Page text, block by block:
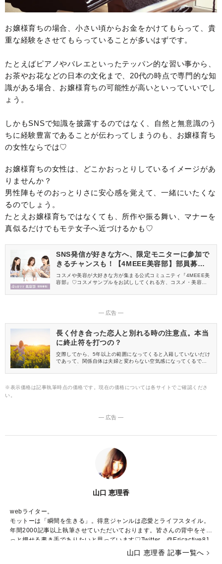
お嬢様育ちの場合、小さい頃からお金をかけてもらって、貴
重な経験をさせてもらっていることが多いはずです。
たとえばピアノやバレエといったテッパン的な習い事から、
お茶やお花などの日本の文化まで、20代の時点で専門的な知
識がある場合、お嬢様育ちの可能性が高いといっていいでし
ょう。
しかもSNSで知識を披露するのではなく、自然と無意識のう
ちに経験豊富であることが伝わってしまうのも、お嬢様育ち
の女性ならでは♡
お嬢様育ちの女性は、どこかおっとりしているイメージがあ
りませんか？
男性陣もそのおっとりさに安心感を覚えて、一緒にいたくな
るのでしょう。
たとえお嬢様育ちではなくても、所作や振る舞い、マナーを
真似るだけでもモテ女子へ近づけるかも♡
SNS発信が好きな方へ、限定モニターに参加で
きるチャンスも！【4MEEE美容部】部員募集
中
コスメや美容が大好きな方が集まる公式コミュニティ『4MEEE美
容部』♡コスメサンプルをお試ししてくれる方、コスメ・美容情報
― 広告 ―
長く付き合った恋人と別れる時の注意点。本当
に終止符を打つの？
交際してから、5年以上の範囲になってくると入籍していないだけ
であって、関係自体は夫婦と変わらない空気感になってくるでし
の。 もし、長く付き合った恋人と別れるなら、心づもりが必要そ
※表示価格は記事執筆時点の価格です。現在の価格については各サイトでご確認くださ
い。
― 広告 ―
山口 恵理香
webライター。
モットーは「瞬間を生きる」。得意ジャンルは恋愛とライフスタイル。
年間2000記事以上執筆させていただいております。皆さんの背中をそ
っと押せる書き手でありたいと思っています♡Twitter→@Ericactive81
http://ameblo.jp/erica111811/
山口 恵理香 記事一覧へ